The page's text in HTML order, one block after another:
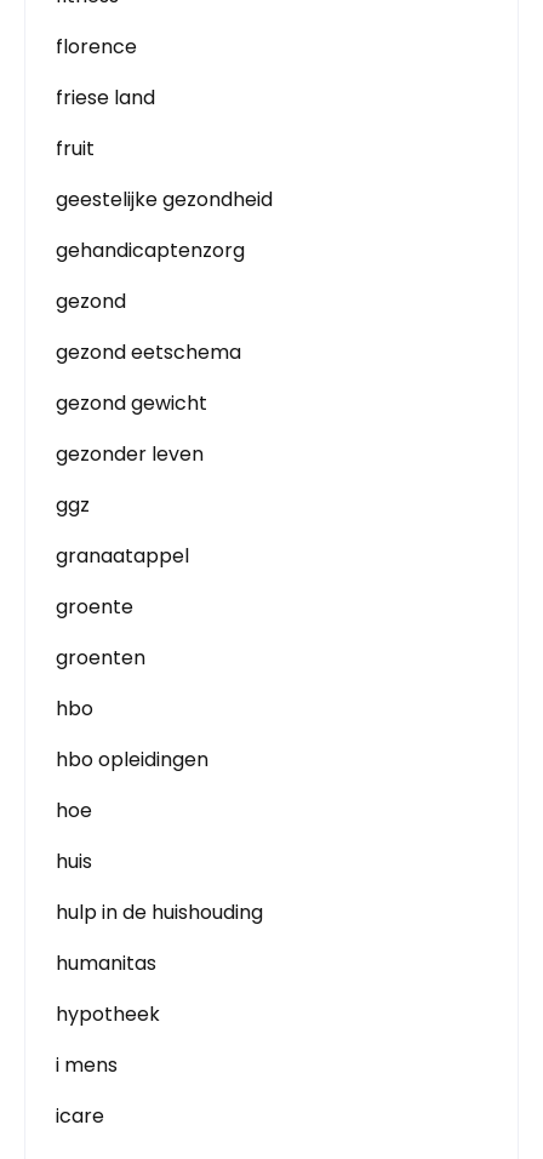
florence
friese land
fruit
geestelijke gezondheid
gehandicaptenzorg
gezond
gezond eetschema
gezond gewicht
gezonder leven
ggz
granaatappel
groente
groenten
hbo
hbo opleidingen
hoe
huis
hulp in de huishouding
humanitas
hypotheek
i mens
icare